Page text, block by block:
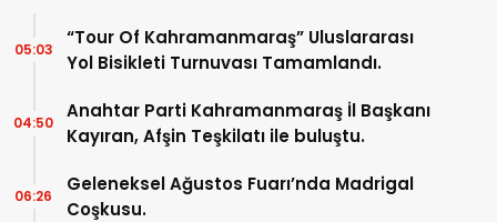
“Tour Of Kahramanmaraş” Uluslararası
Yol Bisikleti Turnuvası Tamamlandı.
05:03
Anahtar Parti Kahramanmaraş İl Başkanı
Kayıran, Afşin Teşkilatı ile buluştu.
04:50
Geleneksel Ağustos Fuarı’nda Madrigal
Coşkusu.
06:26